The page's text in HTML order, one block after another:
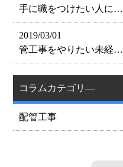
手に職をつけたい人に…
2019/03/01
管工事をやりたい未経…
コラムカテゴリ―
配管工事